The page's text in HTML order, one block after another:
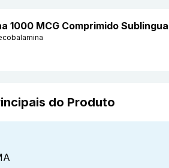
1000 MCG Comprimido
do Produto